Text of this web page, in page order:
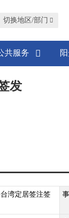
切换地区/部门
共服务
发
湾定居签注签